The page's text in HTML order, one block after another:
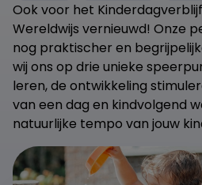
Ook voor het
Wereldwijs vernieuwd! Onze
nog praktischer en
wij ons op drie unieke
leren, de ontwikkeling
van een dag en kindvolgend
natuurlijke tempo van jouw